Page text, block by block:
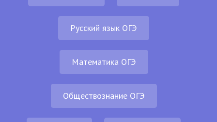
Русский язык ОГЭ
Математика ОГЭ
Обществознание ОГЭ